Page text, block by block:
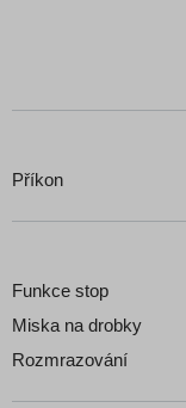
Příkon
Funkce stop
Miska na drobky
Rozmrazování